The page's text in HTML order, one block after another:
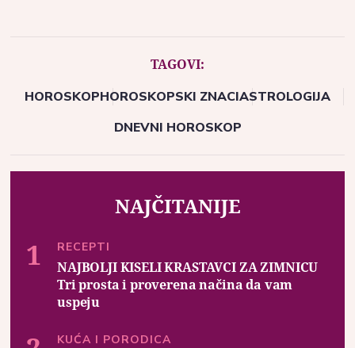
TAGOVI:
HOROSKOPHOROSKOPSKI ZNACIASTROLOGIJA
DNEVNI HOROSKOP
NAJČITANIJE
RECEPTI
NAJBOLJI KISELI KRASTAVCI ZA ZIMNICU
Tri prosta i proverena načina da vam
uspeju
KUĆA I PORODICA